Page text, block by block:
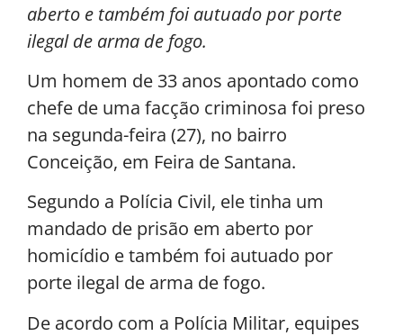
aberto e também foi autuado por porte
ilegal de arma de fogo.
Um homem de 33 anos apontado como
chefe de uma facção criminosa foi preso
na segunda-feira (27), no bairro
Conceição, em Feira de Santana.
Segundo a Polícia Civil, ele tinha um
mandado de prisão em aberto por
homicídio e também foi autuado por
porte ilegal de arma de fogo.
De acordo com a Polícia Militar, equipes